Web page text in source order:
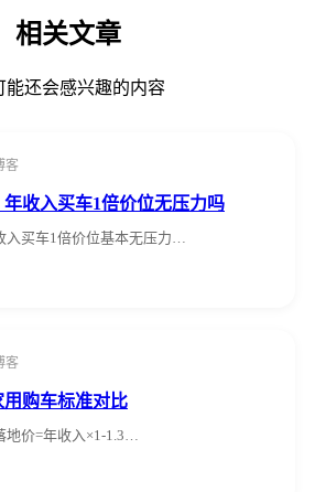
相关文章
能还会感兴趣的内容
客
收入买车1倍价位无压力吗
买车1倍价位基本无压力…
客
购车标准对比
价=年收入×1-1.3…